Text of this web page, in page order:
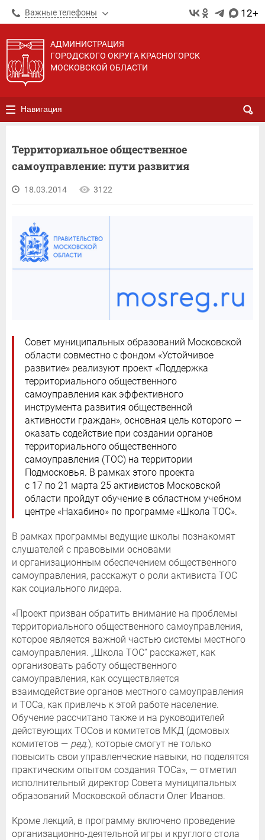
Важные телефоны 12+
АДМИНИСТРАЦИЯ
ГОРОДСКОГО ОКРУГА КРАСНОГОРСК
МОСКОВСКОЙ ОБЛАСТИ
Навигация
Территориальное общественное
самоуправление: пути развития
18.03.2014 3122
Совет муниципальных образований Московской
области совместно с фондом «Устойчивое
развитие» реализуют проект «Поддержка
территориального общественного
самоуправления как эффективного
инструмента развития общественной
активности граждан», основная цель которого —
оказать содействие при создании органов
территориального общественного
самоуправления (ТОС) на территории
Подмосковья. В рамках этого проекта
с 17 по 21 марта 25 активистов Московской
области пройдут обучение в областном учебном
центре «Нахабино» по программе «Школа ТОС».
В рамках программы ведущие школы познакомят
слушателей с правовыми основами
и организационным обеспечением общественного
самоуправления, расскажут о роли активиста ТОС
как социального лидера.
«Проект призван обратить внимание на проблемы
территориального общественного самоуправления,
которое является важной частью системы местного
самоуправления. „Школа ТОС“ расскажет, как
организовать работу общественного
самоуправления, как осуществляется
взаимодействие органов местного самоуправления
и ТОСа, как привлечь к этой работе население.
Обучение рассчитано также и на руководителей
действующих ТОСов и комитетов МКД (домовых
комитетов — ред.), которые смогут не только
повысить свои управленческие навыки, но поделятся
практическим опытом создания ТОСа», — отметил
исполнительный директор Совета муниципальных
образований Московской области Олег Иванов.
Кроме лекций, в программу включено проведение
организационно-деятельной игры и круглого стола